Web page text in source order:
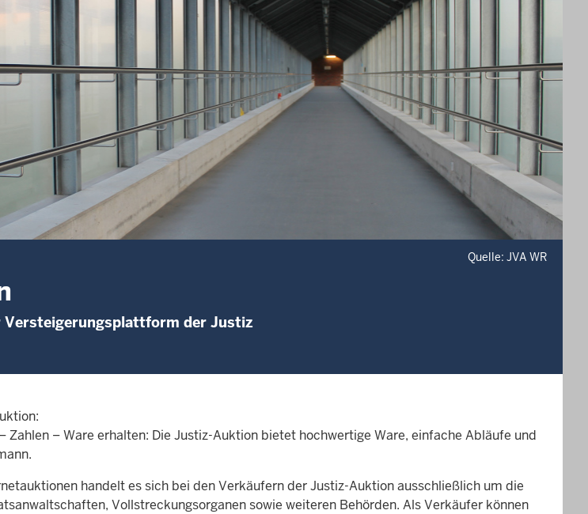
Quelle: JVA WR
Versteigerungsplattform der Justiz
Zahlen – Ware erhalten: Die Justiz-Auktion bietet hochwertige Ware, einfache Abläufe und
handelt es sich bei den Verkäufern der Justiz-Auktion ausschließlich um die
Vollstreckungsorganen sowie weiteren Behörden. Als Verkäufer können